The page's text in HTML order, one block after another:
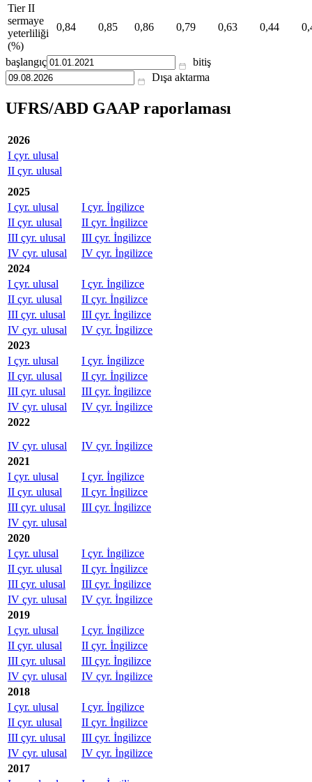
Tier II
sermaye
yeterliliği
(%)
0,84 0,85 0,86 0,79 0,63 0,44
başlangıç
bitiş
Dışa aktarma
UFRS/ABD GAAP raporlaması
2026
I çyr. ulusal
II çyr. ulusal
2025
I çyr. ulusal
I çyr. İngilizce
II çyr. ulusal
II çyr. İngilizce
III çyr. ulusal
III çyr. İngilizce
IV çyr. ulusal
IV çyr. İngilizce
2024
I çyr. ulusal
I çyr. İngilizce
II çyr. ulusal
II çyr. İngilizce
III çyr. ulusal
III çyr. İngilizce
IV çyr. ulusal
IV çyr. İngilizce
2023
I çyr. ulusal
I çyr. İngilizce
II çyr. ulusal
II çyr. İngilizce
III çyr. ulusal
III çyr. İngilizce
IV çyr. ulusal
IV çyr. İngilizce
2022
IV çyr. ulusal
IV çyr. İngilizce
2021
I çyr. ulusal
I çyr. İngilizce
II çyr. ulusal
II çyr. İngilizce
III çyr. ulusal
III çyr. İngilizce
IV çyr. ulusal
2020
I çyr. ulusal
I çyr. İngilizce
II çyr. ulusal
II çyr. İngilizce
III çyr. ulusal
III çyr. İngilizce
IV çyr. ulusal
IV çyr. İngilizce
2019
I çyr. ulusal
I çyr. İngilizce
II çyr. ulusal
II çyr. İngilizce
III çyr. ulusal
III çyr. İngilizce
IV çyr. ulusal
IV çyr. İngilizce
2018
I çyr. ulusal
I çyr. İngilizce
II çyr. ulusal
II çyr. İngilizce
III çyr. ulusal
III çyr. İngilizce
IV çyr. ulusal
IV çyr. İngilizce
2017